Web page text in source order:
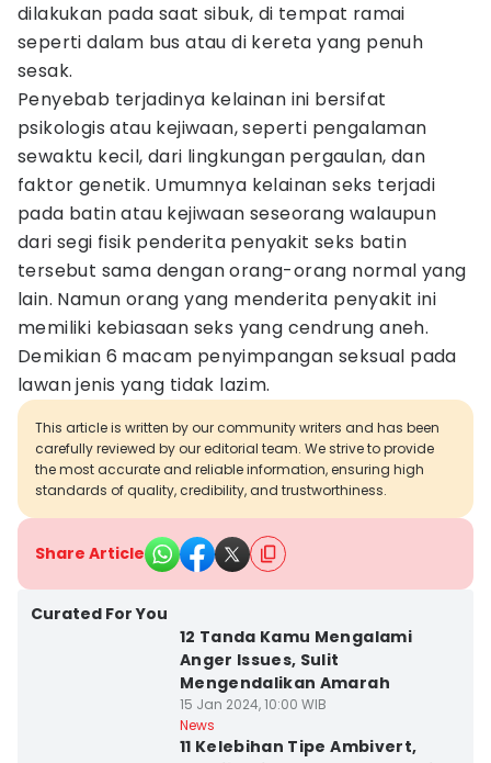
dilakukan pada saat sibuk, di tempat ramai
seperti dalam bus atau di kereta yang penuh
sesak.
Penyebab terjadinya kelainan ini bersifat
psikologis atau kejiwaan, seperti pengalaman
sewaktu kecil, dari lingkungan pergaulan, dan
faktor genetik. Umumnya kelainan seks terjadi
pada batin atau kejiwaan seseorang walaupun
dari segi fisik penderita penyakit seks batin
tersebut sama dengan orang-orang normal yang
lain. Namun orang yang menderita penyakit ini
memiliki kebiasaan seks yang cendrung aneh.
Demikian 6 macam penyimpangan seksual pada
lawan jenis yang tidak lazim.
This article is written by our community writers and has been
carefully reviewed by our editorial team. We strive to provide
the most accurate and reliable information, ensuring high
standards of quality, credibility, and trustworthiness.
Share Article
Curated For You
12 Tanda Kamu Mengalami
Anger Issues, Sulit
Mengendalikan Amarah
15 Jan 2024, 10:00 WIB
News
11 Kelebihan Tipe Ambivert,